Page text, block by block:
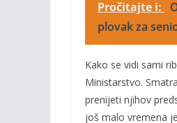
Pročitajte i:
plovak za
Kako se vidi sami
Ministarstvo.
prenijeti njihov
još malo vremena